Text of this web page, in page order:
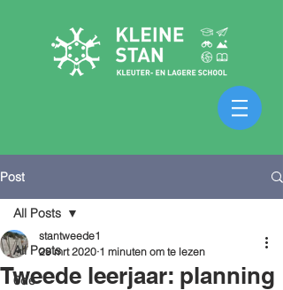
Post
All Posts
6de
All Posts
Tweede leerjaar: planning
stantweede1
29 mrt 2020 1 minuten om te lezen